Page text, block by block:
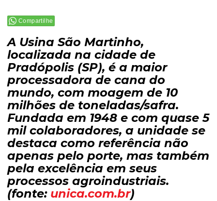
Compartilhe
A Usina São Martinho,
localizada na cidade de
Pradópolis (SP), é a maior
processadora de cana do
mundo, com moagem de 10
milhões de toneladas/safra.
Fundada em 1948 e com quase 5
mil colaboradores, a unidade se
destaca como referência não
apenas pelo porte, mas também
pela excelência em seus
processos agroindustriais.
(fonte: unica.com.br)